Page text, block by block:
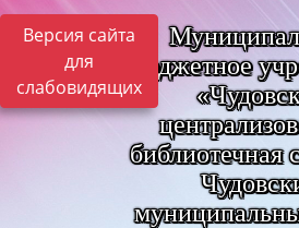
Версия сайта
для
слабовидящих
бюджетное
библиотечная